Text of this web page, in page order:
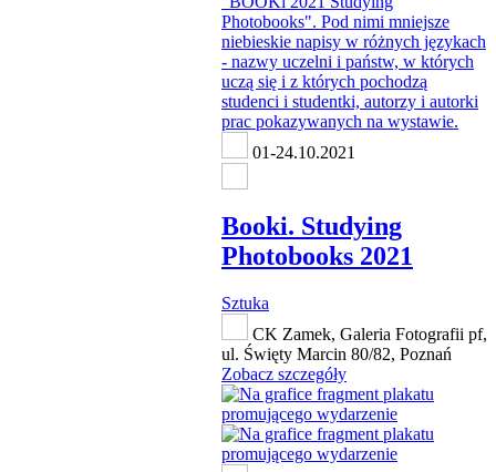
01-24.10.2021
Booki. Studying
Photobooks 2021
Sztuka
CK Zamek, Galeria Fotografii pf,
ul. Święty Marcin 80/82, Poznań
Zobacz szczegóły